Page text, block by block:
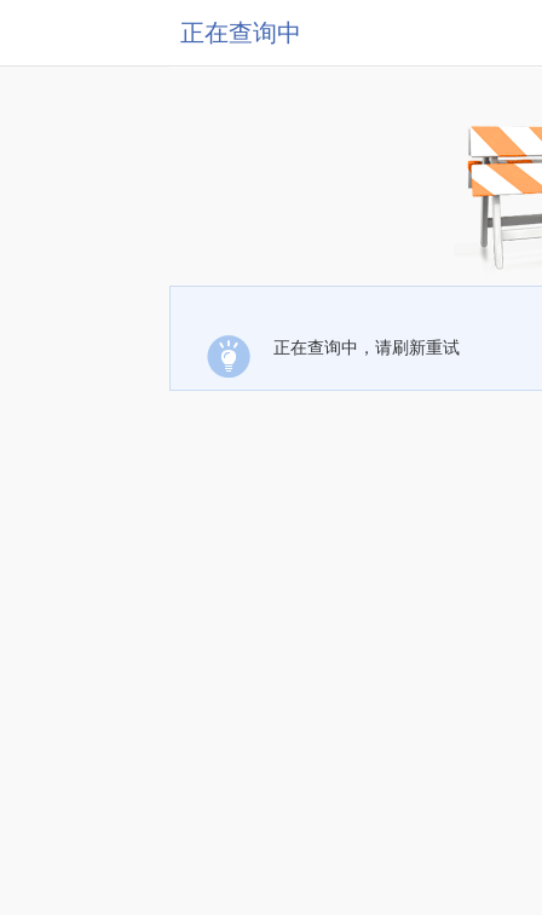
正在查询中
正在查询中，请刷新重试